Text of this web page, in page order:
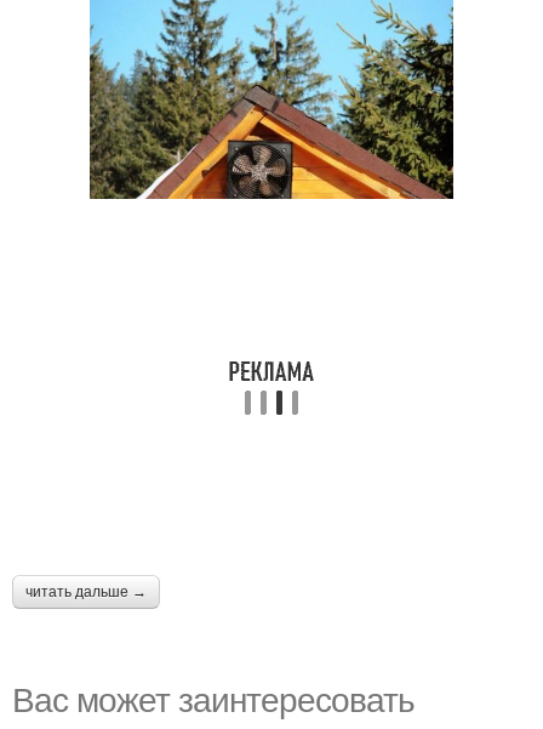
читать дальше →
Вас может заинтересовать